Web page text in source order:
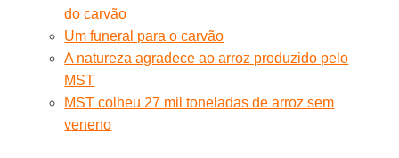
do carvão
Um funeral para o carvão
A natureza agradece ao arroz produzido pelo
MST
MST colheu 27 mil toneladas de arroz sem
veneno